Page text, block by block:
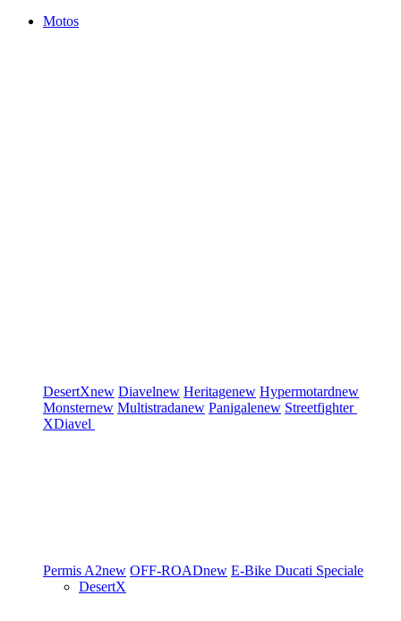
Motos
DesertXnew Diavelnew Heritagenew Hypermotardnew
Monsternew Multistradanew Panigalenew Streetfighter
XDiavel
Permis A2new OFF-ROADnew E-Bike Ducati Speciale
DesertX